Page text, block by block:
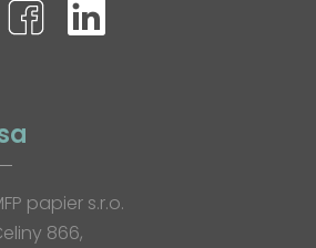
papier s.r.o.
866,